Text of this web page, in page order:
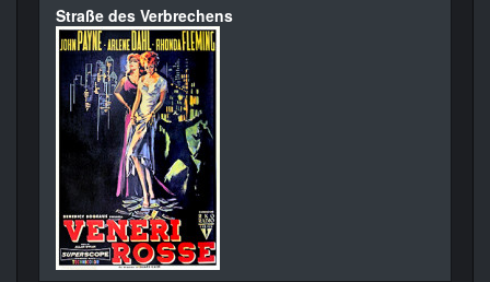
Straße des Verbrechens